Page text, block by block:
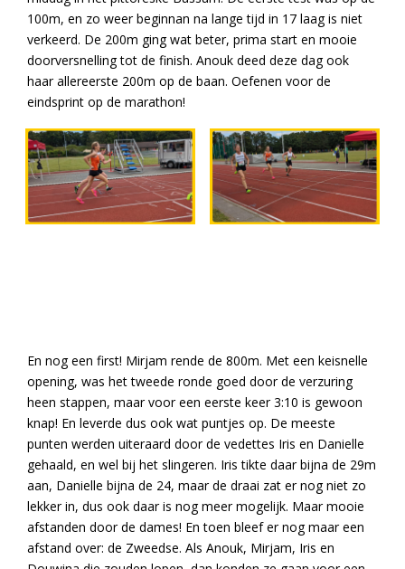
100m, en zo weer beginnan na lange tijd in 17 laag is niet
verkeerd. De 200m ging wat beter, prima start en mooie
doorversnelling tot de finish. Anouk deed deze dag ook
haar allereerste 200m op de baan. Oefenen voor de
eindsprint op de marathon!
En nog een first! Mirjam rende de 800m. Met een keisnelle
opening, was het tweede ronde goed door de verzuring
heen stappen, maar voor een eerste keer 3:10 is gewoon
knap! En leverde dus ook wat puntjes op. De meeste
punten werden uiteraard door de vedettes Iris en Danielle
gehaald, en wel bij het slingeren. Iris tikte daar bijna de 29m
aan, Danielle bijna de 24, maar de draai zat er nog niet zo
lekker in, dus ook daar is nog meer mogelijk. Maar mooie
afstanden door de dames! En toen bleef er nog maar een
afstand over: de Zweedse. Als Anouk, Mirjam, Iris en